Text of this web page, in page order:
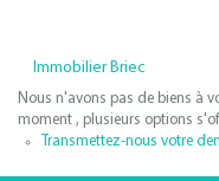
Immobilier Briec
Nous n'avons pas de biens à
moment , plusieurs options
Transmettez-nous votre